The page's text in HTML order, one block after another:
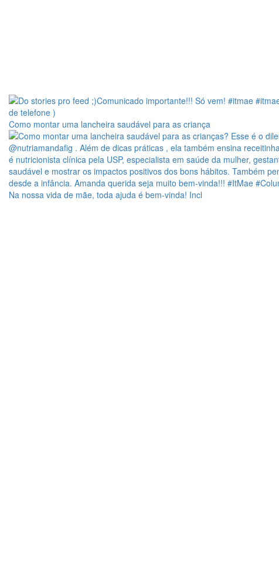
Como montar uma lancheira saudável para as criança
Na nossa vida de mãe, toda ajuda é bem-vinda! Incl